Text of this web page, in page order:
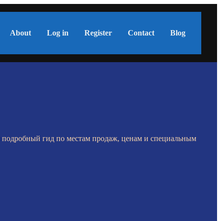
About Log in Register Contact Blog
гид по местам продаж, ценам и специальным